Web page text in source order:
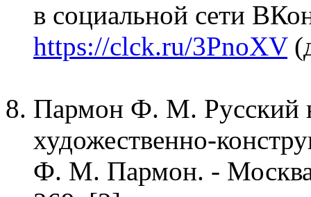
в социальной сети
https://clck.ru/3PnoXV
Пармон Ф. М. Русский
художественно-
Ф. М. Пармон. - Москва